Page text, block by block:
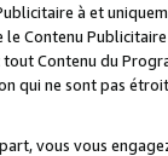
à et
Contenu
Contenu du
qui ne sont pas
vous vous